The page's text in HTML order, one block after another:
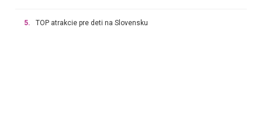
5. TOP atrakcie pre deti na Slovensku